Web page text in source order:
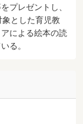
プレゼントし、
とした育児教
による絵本の読
る。